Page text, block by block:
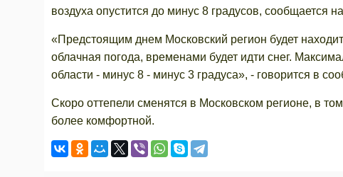
воздуха опустится до минус 8 градусов, сообщается на
«Предстоящим днем Московский регион будет
облачная погода, временами будет идти снег.
области - минус 8 - минус 3 градуса», - говорится в
Скоро оттепели сменятся в Московском регионе, в
более комфортной.